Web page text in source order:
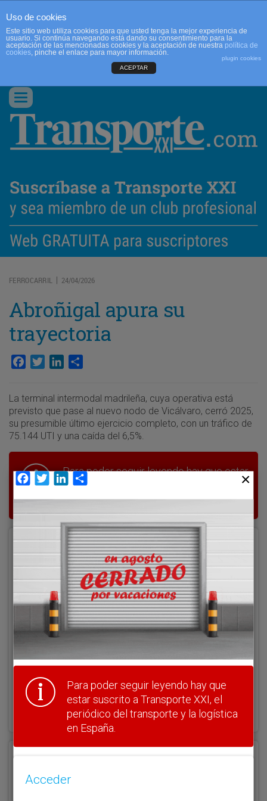
CONTACTO
Conmutar
navegación
FERROCARRIL | 24/04/2026
Abroñigal apura su
trayectoria
Facebook
TwitterLinkedIn
La terminal intermodal madrileña, cuya operativa está
previsto que pase al nuevo nodo de Vicálvaro, cerró 2025,
su presumible último ejercicio completo, con un tráfico de
75.144 UTI y una caída del 6,5%.
Para poder seguir leyendo hay que estar
suscrito a Transporte XXI, el periódico
del transporte y la logística en España.
Acceder
Nombre de usuario
¿Olvidó su clave?
Haga clic aquí para recuperarla.
Uso de cookies
Este sitio web utiliza cookies para que usted tenga la mejor experiencia de
usuario. Si continúa navegando está dando su consentimiento para la
aceptación de las mencionadas cookies y la aceptación de nuestra política de
cookies, pinche el enlace para mayor información.
plugin cookies
ACEPTAR
Facebook
TwitterLinkedIn
Para poder seguir leyendo hay que
estar suscrito a Transporte XXI, el
periódico del transporte y la logística
en España.
Acceder